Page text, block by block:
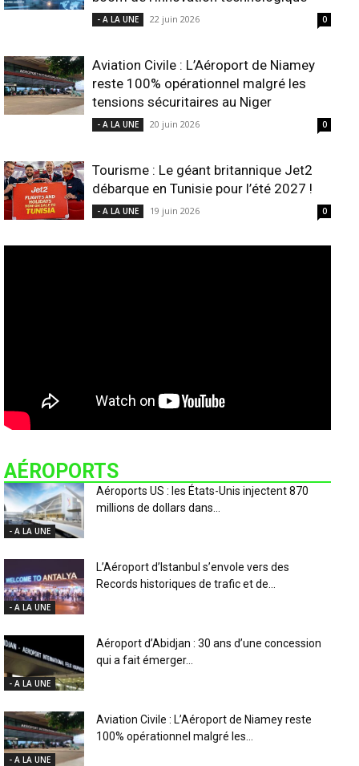
- A LA UNE 22 juin 2026 0
Aviation Civile : L’Aéroport de Niamey
reste 100% opérationnel malgré les
tensions sécuritaires au Niger
- A LA UNE 20 juin 2026 0
Tourisme : Le géant britannique Jet2
débarque en Tunisie pour l’été 2027 !
- A LA UNE 19 juin 2026 0
AÉROPORTS
- A LA UNE
Aéroports US : les États-Unis injectent 870
millions de dollars dans...
- A LA UNE
L’Aéroport d’Istanbul s’envole vers des
Records historiques de trafic et de...
- A LA UNE
Aéroport d’Abidjan : 30 ans d’une concession
qui a fait émerger...
- A LA UNE
Aviation Civile : L’Aéroport de Niamey reste
100% opérationnel malgré les...